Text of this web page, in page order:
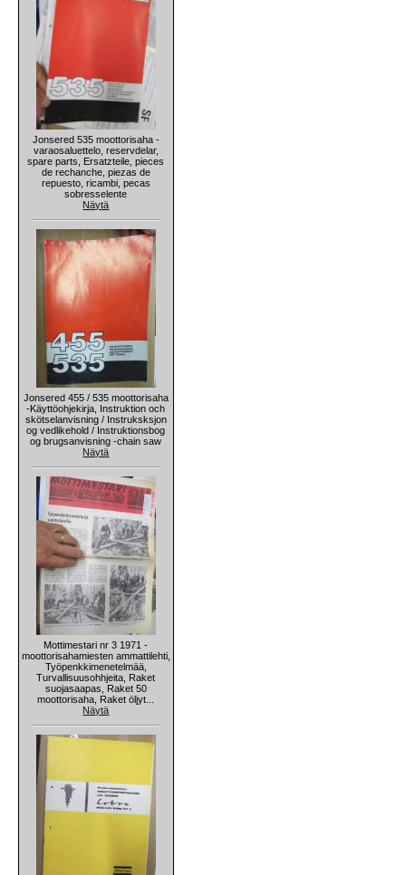
Jonsered 535 moottorisaha -
varaosaluettelo, reservdelar,
spare parts, Ersatzteile, pieces
de rechanche, piezas de
repuesto, ricambi, pecas
sobresselente
Näytä
Jonsered 455 / 535 moottorisaha
-Käyttöohjekirja, Instruktion och
skötselanvisning / Instruksksjon
og vedlikehold / Instruktionsbog
og brugsanvisning -chain saw
Näytä
Mottimestari nr 3 1971 -
moottorisahamiesten ammattilehti,
Työpenkkimenetelmää,
Turvallisuusohhjeita, Raket
suojasaapas, Raket 50
moottorisaha, Raket öljyt...
Näytä